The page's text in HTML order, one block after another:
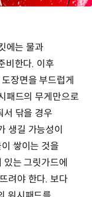
에는 물과
비한다. 이후
장면을 부드럽게
패드의 무게만으로
서 닦을 경우
생길 가능성이
쌓이는 것을
는 그릿가드에
려야 한다. 보다